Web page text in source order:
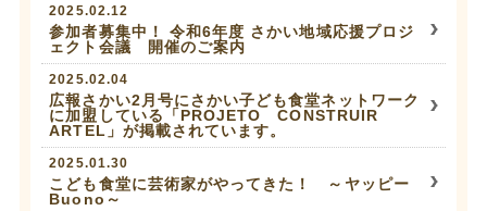
2025.02.12
参加者募集中！ 令和6年度 さかい地域応援プロジ
ェクト会議 開催のご案内
2025.02.04
広報さかい2月号にさかい子ども食堂ネットワーク
に加盟している「PROJETO CONSTRUIR
ARTEL」が掲載されています。
2025.01.30
こども食堂に芸術家がやってきた！ ～ヤッピー
Buono～